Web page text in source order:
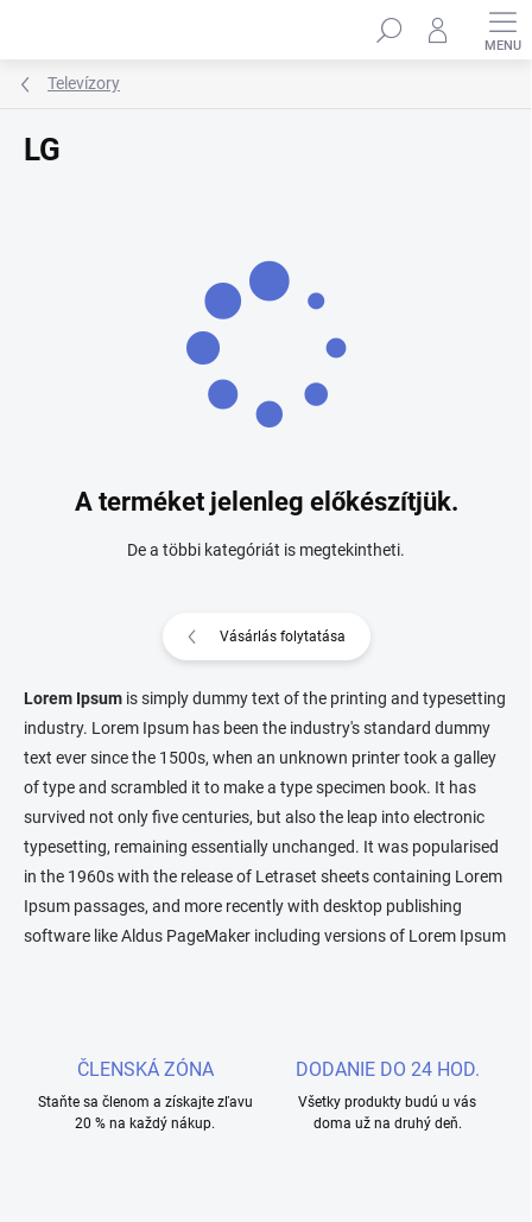
tartalomhoz
Keresés
Televízory
LG
A terméket jelenleg előkészítjük.
De a többi kategóriát is megtekintheti.
Vásárlás folytatása
Lorem Ipsum is simply dummy text of the printing and typesetting
industry. Lorem Ipsum has been the industry's standard dummy
text ever since the 1500s, when an unknown printer took a galley
of type and scrambled it to make a type specimen book. It has
survived not only five centuries, but also the leap into electronic
typesetting, remaining essentially unchanged. It was popularised
in the 1960s with the release of Letraset sheets containing Lorem
Ipsum passages, and more recently with desktop publishing
software like Aldus PageMaker including versions of Lorem Ipsum
ČLENSKÁ ZÓNA
Staňte sa členom a získajte zľavu
20 % na každý nákup.
DODANIE DO 24 HOD.
Všetky produkty budú u vás
doma už na druhý deň.